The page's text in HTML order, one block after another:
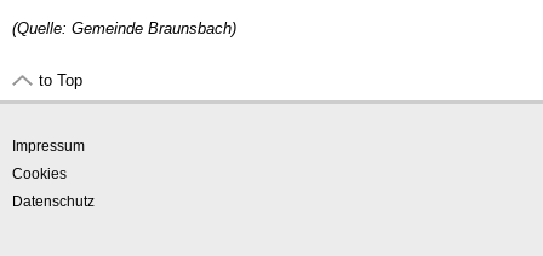
(Quelle: Gemeinde Braunsbach)
to Top
Impressum
Cookies
Datenschutz